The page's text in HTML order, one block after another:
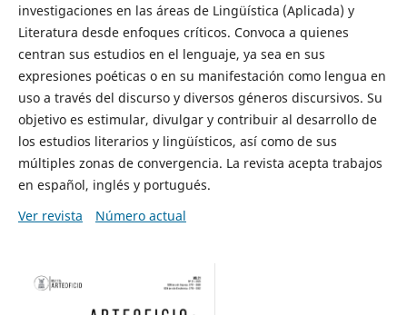
investigaciones en las áreas de Lingüística (Aplicada) y
Literatura desde enfoques críticos. Convoca a quienes
centran sus estudios en el lenguaje, ya sea en sus
expresiones poéticas o en su manifestación como lengua en
uso a través del discurso y diversos géneros discursivos. Su
objetivo es estimular, divulgar y contribuir al desarrollo de
los estudios literarios y lingüísticos, así como de sus
múltiples zonas de convergencia. La revista acepta trabajos
en español, inglés y portugués.
Ver revista
Número actual